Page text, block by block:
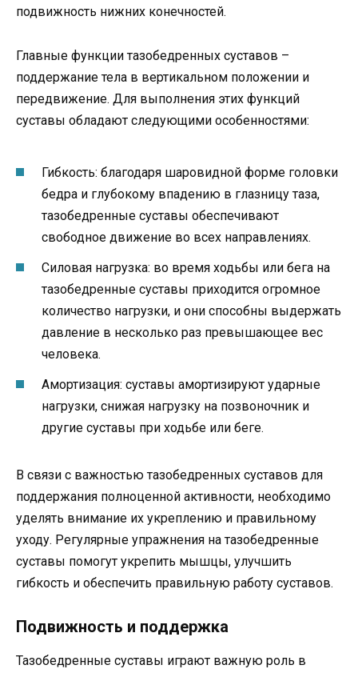
подвижность нижних конечностей.
Главные функции тазобедренных суставов –
поддержание тела в вертикальном положении и
передвижение. Для выполнения этих функций
суставы обладают следующими особенностями:
Гибкость: благодаря шаровидной форме головки
бедра и глубокому впадению в глазницу таза,
тазобедренные суставы обеспечивают
свободное движение во всех направлениях.
Силовая нагрузка: во время ходьбы или бега на
тазобедренные суставы приходится огромное
количество нагрузки, и они способны выдержать
давление в несколько раз превышающее вес
человека.
Амортизация: суставы амортизируют ударные
нагрузки, снижая нагрузку на позвоночник и
другие суставы при ходьбе или беге.
В связи с важностью тазобедренных суставов для
поддержания полноценной активности, необходимо
уделять внимание их укреплению и правильному
уходу. Регулярные упражнения на тазобедренные
суставы помогут укрепить мышцы, улучшить
гибкость и обеспечить правильную работу суставов.
Подвижность и поддержка
Тазобедренные суставы играют важную роль в